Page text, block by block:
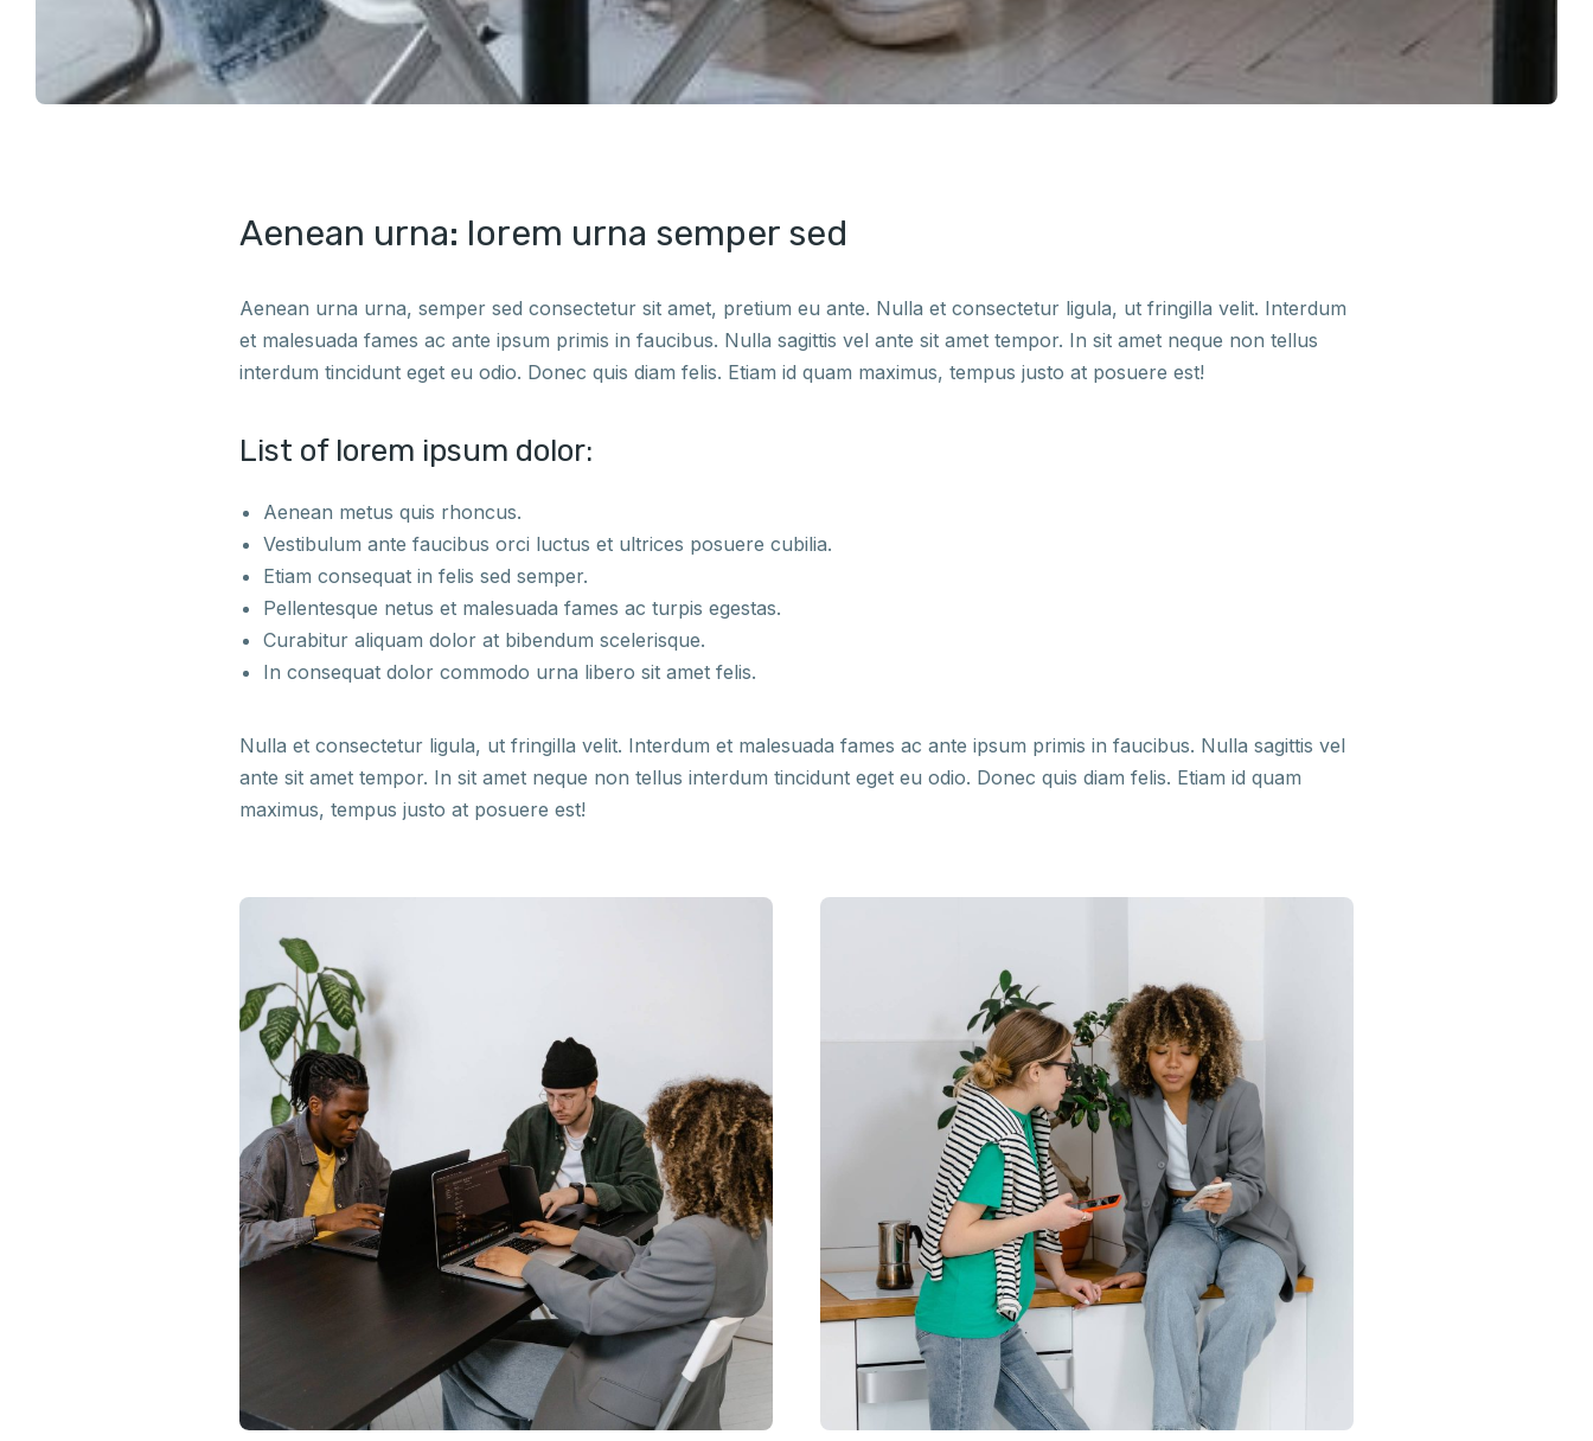
Aenean urna: lorem urna semper sed
Aenean urna urna, semper sed consectetur sit amet, pretium eu ante. Nulla et consectetur ligula, ut fringilla velit. Interdum
et malesuada fames ac ante ipsum primis in faucibus. Nulla sagittis vel ante sit amet tempor. In sit amet neque non tellus
interdum tincidunt eget eu odio. Donec quis diam felis. Etiam id quam maximus, tempus justo at posuere est!
List of lorem ipsum dolor:
Aenean metus quis rhoncus.
Vestibulum ante faucibus orci luctus et ultrices posuere cubilia.
Etiam consequat in felis sed semper.
Pellentesque netus et malesuada fames ac turpis egestas.
Curabitur aliquam dolor at bibendum scelerisque.
In consequat dolor commodo urna libero sit amet felis.
Nulla et consectetur ligula, ut fringilla velit. Interdum et malesuada fames ac ante ipsum primis in faucibus. Nulla sagittis vel
ante sit amet tempor. In sit amet neque non tellus interdum tincidunt eget eu odio. Donec quis diam felis. Etiam id quam
maximus, tempus justo at posuere est!